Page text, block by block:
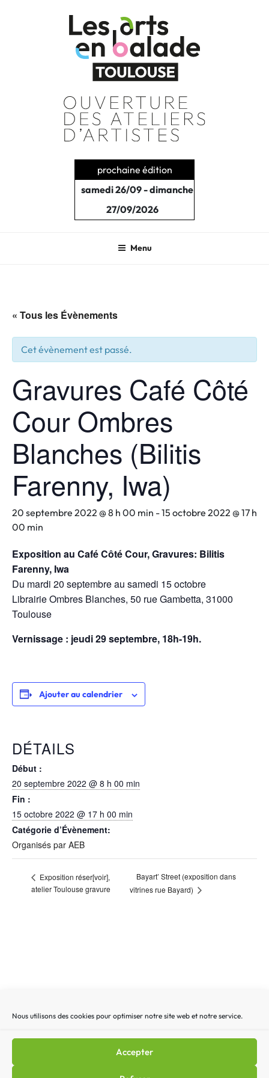
Nous utilisons des cookies pour optimiser notre site web et notre service.
Accepter
prochaine édition
samedi 26/09 - dimanche
27/09/2026
Menu
« Tous les Évènements
Cet évènement est passé.
Gravures Café Côté
Cour Ombres
Blanches (Bilitis
Farenny, Iwa)
20 septembre 2022 @ 8 h 00 min -15 octobre 2022 @ 17 h
00 min
Exposition au Café Côté Cour, Gravures: Bilitis
Farenny, Iwa
Du mardi 20 septembre au samedi 15 octobre
Librairie Ombres Blanches, 50 rue Gambetta, 31000
Toulouse
Vernissage : jeudi 29 septembre, 18h-19h.
Ajouter au calendrier
DÉTAILS
Début :
20 septembre 2022 @ 8 h 00 min
Fin :
15 octobre 2022 @ 17 h 00 min
Catégorie d’Évènement:
Organisés par AEB
Exposition réser[voir],
atelier Toulouse gravure
Bayart’ Street (exposition dans
vitrines rue Bayard)
Recherche